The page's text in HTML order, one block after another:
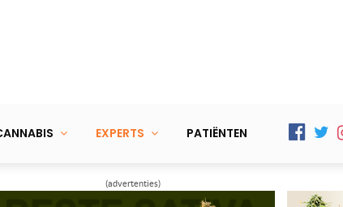
EXPERTS PATIËNTEN
(advertenties)